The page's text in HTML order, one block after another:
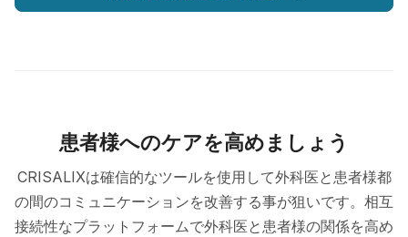
患者様へのケアを高めましょう
CRISALIXは確信的なツールを使用して外科医と患者様都
の間のコミュニケーションを改善する事が狙いです。相互
接続性なプラットフォームで外科医と患者様の関係を高め